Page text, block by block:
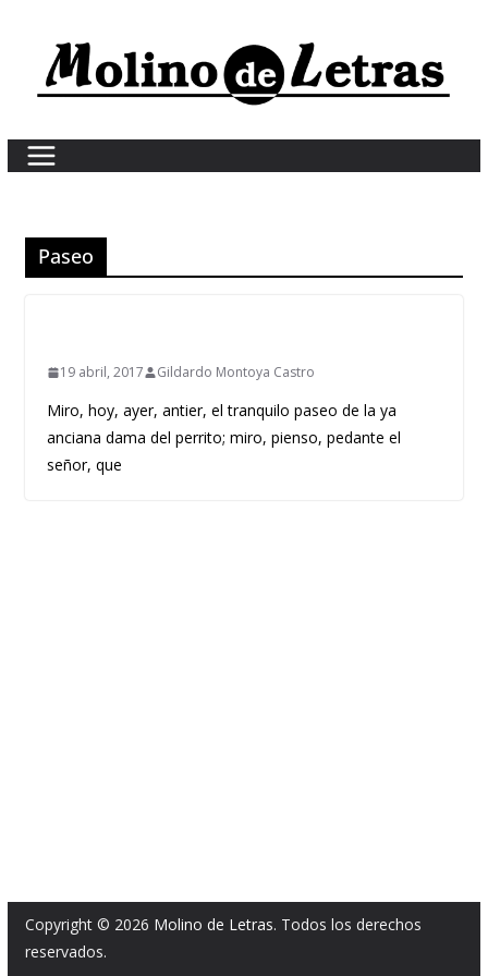
content
Paseo
19 abril, 2017 Gildardo Montoya Castro
Miro, hoy, ayer, antier, el tranquilo paseo de la ya
anciana dama del perrito; miro, pienso, pedante el
señor, que
Copyright © 2026 Molino de Letras. Todos los derechos
reservados.